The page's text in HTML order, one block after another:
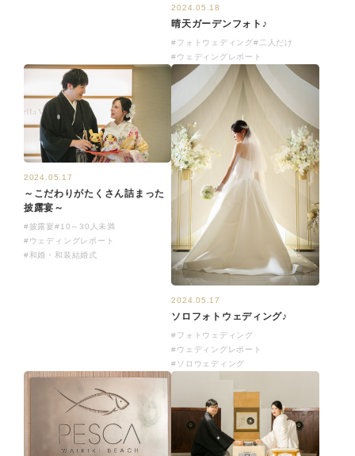
2024.05.18
晴天ガーデンフォト♪
#フォトウェディング#二人だけ
#ウェディングレポート
2024.05.17
～こだわりがたくさん詰まった
披露宴～
#披露宴#10～30人未満
#ウェディングレポート
#和婚・和装結婚式
2024.05.17
ソロフォトウェディング♪
#フォトウェディング
#ウェディングレポート
#ソロウェディング